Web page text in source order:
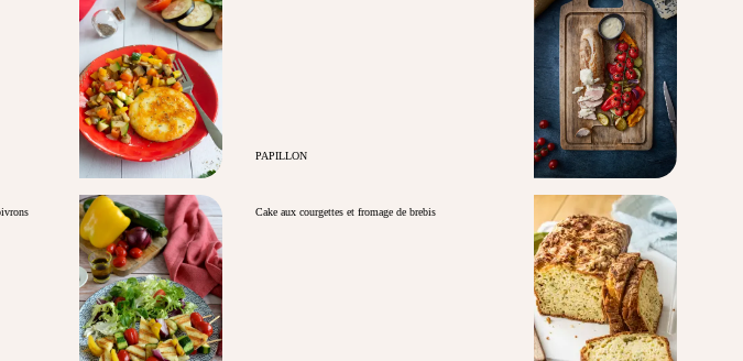
PAPILLON
Cake aux courgettes et fromage de brebis